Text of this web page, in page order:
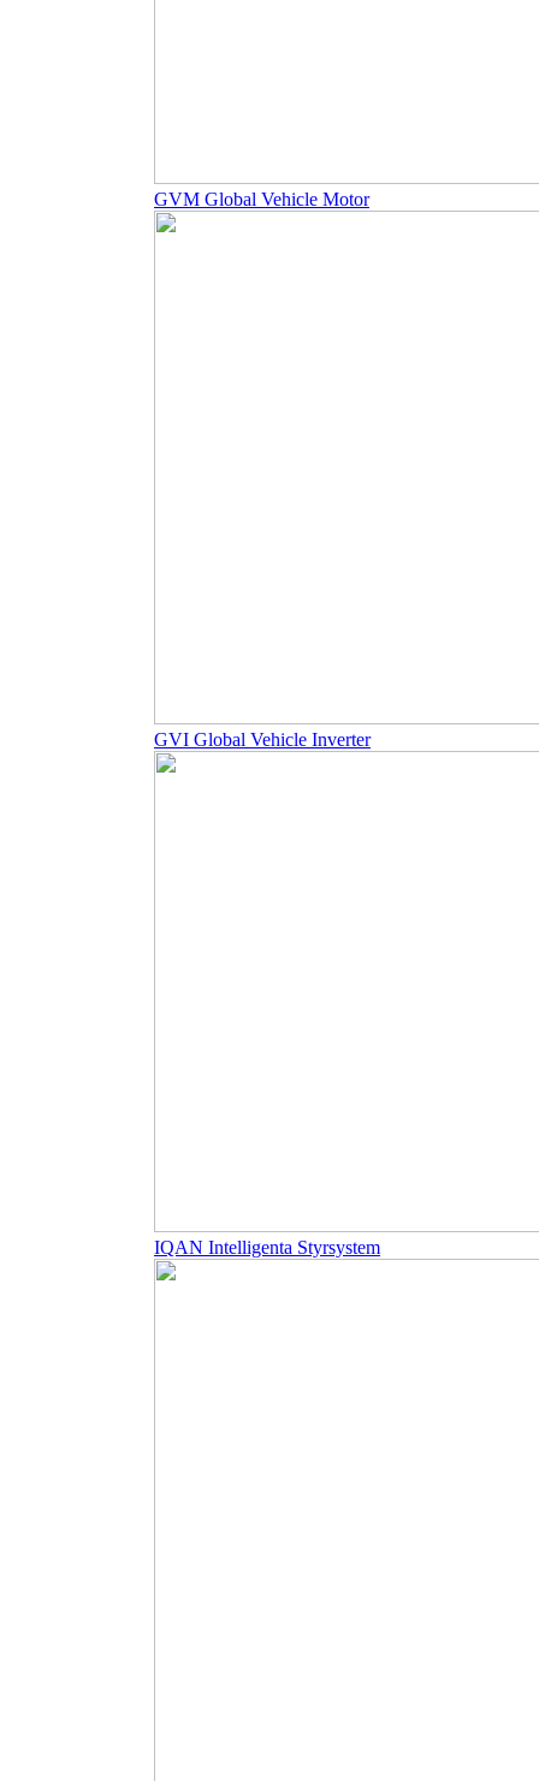
GVM Global Vehicle Motor
GVI Global Vehicle Inverter
IQAN Intelligenta Styrsystem